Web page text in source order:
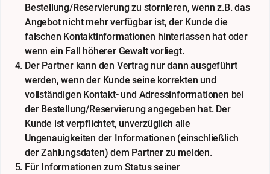
Bestellung/Reservierung zu stornieren, wenn z.B. das
Angebot nicht mehr verfügbar ist, der Kunde die
falschen Kontaktinformationen hinterlassen hat oder
wenn ein Fall höherer Gewalt vorliegt.
Der Partner kann den Vertrag nur dann ausgeführt
werden, wenn der Kunde seine korrekten und
vollständigen Kontakt- und Adressinformationen bei
der Bestellung/Reservierung angegeben hat. Der
Kunde ist verpflichtet, unverzüglich alle
Ungenauigkeiten der Informationen (einschließlich
der Zahlungsdaten) dem Partner zu melden.
Für Informationen zum Status seiner